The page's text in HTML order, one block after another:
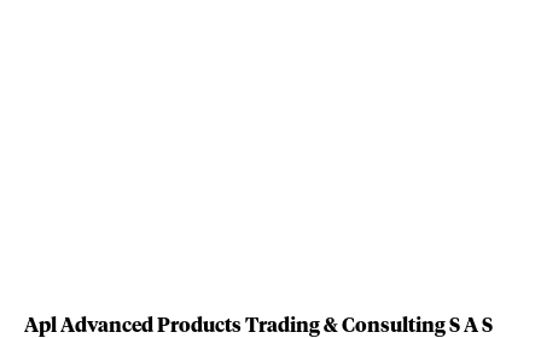
Apl Advanced Products Trading & Consulting S A S